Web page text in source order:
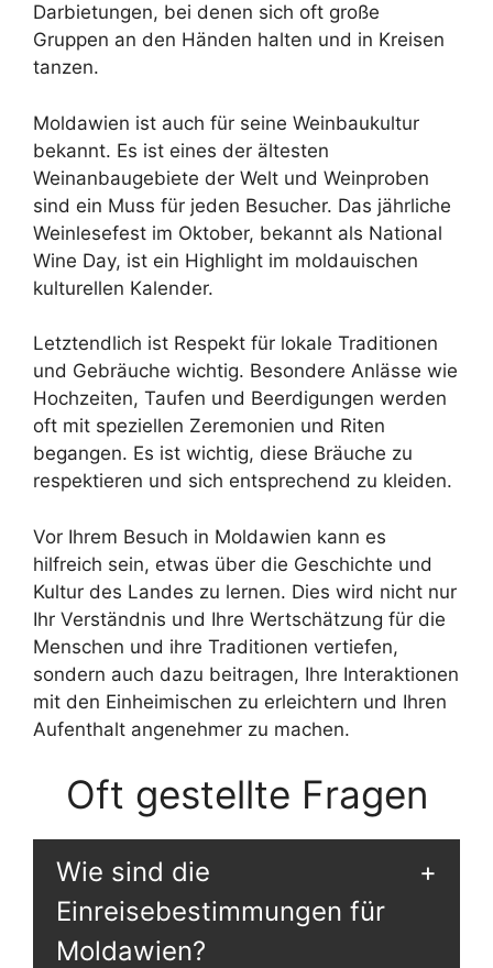
Darbietungen, bei denen sich oft große
Gruppen an den Händen halten und in Kreisen
tanzen.
Moldawien ist auch für seine Weinbaukultur
bekannt. Es ist eines der ältesten
Weinanbaugebiete der Welt und Weinproben
sind ein Muss für jeden Besucher. Das jährliche
Weinlesefest im Oktober, bekannt als National
Wine Day, ist ein Highlight im moldauischen
kulturellen Kalender.
Letztendlich ist Respekt für lokale Traditionen
und Gebräuche wichtig. Besondere Anlässe wie
Hochzeiten, Taufen und Beerdigungen werden
oft mit speziellen Zeremonien und Riten
begangen. Es ist wichtig, diese Bräuche zu
respektieren und sich entsprechend zu kleiden.
Vor Ihrem Besuch in Moldawien kann es
hilfreich sein, etwas über die Geschichte und
Kultur des Landes zu lernen. Dies wird nicht nur
Ihr Verständnis und Ihre Wertschätzung für die
Menschen und ihre Traditionen vertiefen,
sondern auch dazu beitragen, Ihre Interaktionen
mit den Einheimischen zu erleichtern und Ihren
Aufenthalt angenehmer zu machen.
Oft gestellte Fragen
Wie sind die
Einreisebestimmungen für
Moldawien?